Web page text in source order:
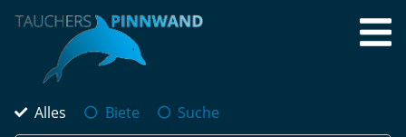
Alles Biete
Suche